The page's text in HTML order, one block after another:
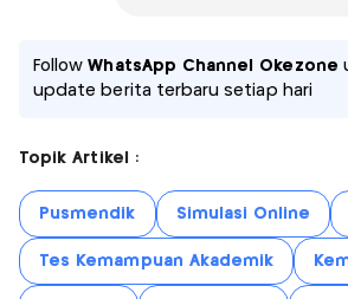
FollowWhatsApp Channel Okezone
update berita terbaru setiap hari
Topik Artikel :
Pusmendik Simulasi Online
Tes Kemampuan Akademik